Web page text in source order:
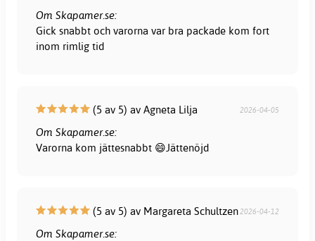
Om Skapamer.se:
Gick snabbt och varorna var bra packade kom fort
inom rimlig tid
(5 av 5) av Agneta Lilja 2026-04-05
Om Skapamer.se:
Varorna kom jättesnabbt 😄Jättenöjd
(5 av 5) av Margareta Schultzen2026-04-12
Om Skapamer.se: